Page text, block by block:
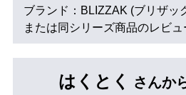
ブランド：BLIZZAK (ブリザ
または同シリーズ商品のレビ
はくとく さんか